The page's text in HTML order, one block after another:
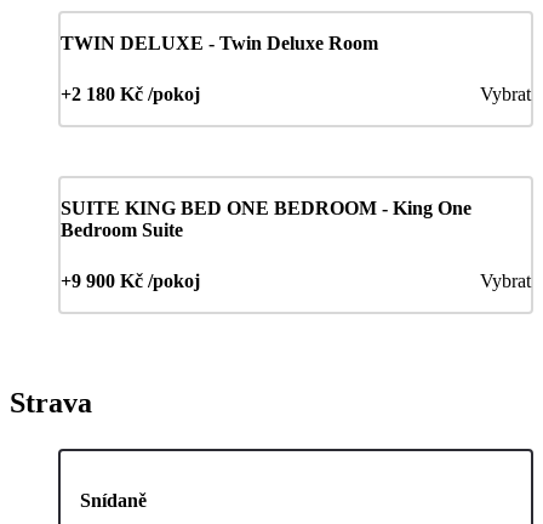
TWIN DELUXE - Twin Deluxe Room
+2 180 Kč /pokoj Vybrat
SUITE KING BED ONE BEDROOM - King One
Bedroom Suite
+9 900 Kč /pokoj Vybrat
Strava
Snídaně